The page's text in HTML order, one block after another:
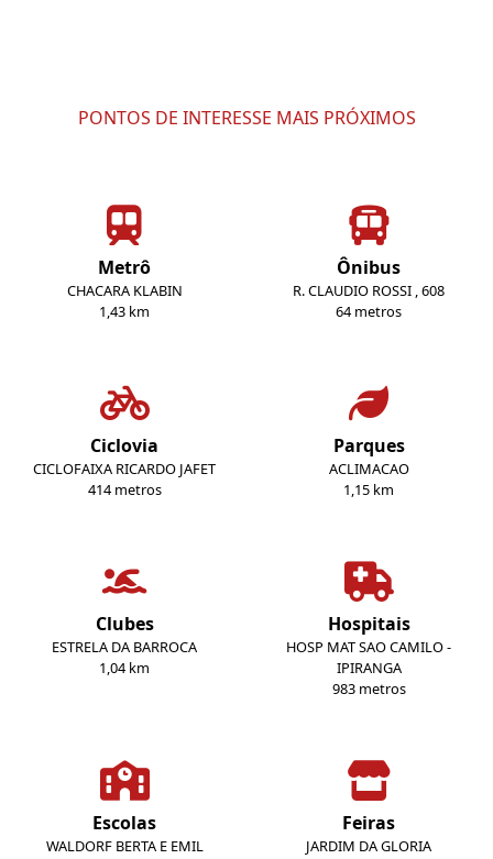
PONTOS DE INTERESSE MAIS PRÓXIMOS
Metrô
CHACARA KLABIN
1,43 km
Ônibus
R. CLAUDIO ROSSI , 608
64 metros
Ciclovia
CICLOFAIXA RICARDO JAFET
414 metros
Parques
ACLIMACAO
1,15 km
Clubes
ESTRELA DA BARROCA
1,04 km
Hospitais
HOSP MAT SAO CAMILO -
IPIRANGA
983 metros
Escolas
WALDORF BERTA E EMIL
Feiras
JARDIM DA GLORIA